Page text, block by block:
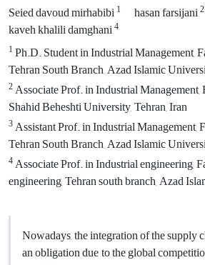
Seied davoud mirhabibi1 hasan farsijani2
kaveh khalili damghani4
1Ph.D. Student in Industrial Management,
Tehran South Branch, Azad Islamic
2Associate Prof. in Industrial
Shahid Beheshti University, Tehran, Iran
3Assistant Prof. in Industrial Management,
Tehran South Branch, Azad Islamic
4Associate Prof. in Industrial engineering,
engineering, Tehran south branch, Azad
Nowadays, the integration of the supply
an obligation due to the global